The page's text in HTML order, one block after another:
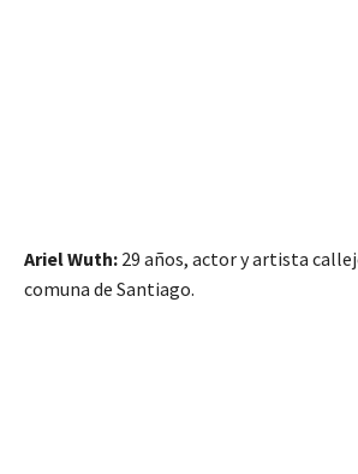
Ariel Wuth: 29 años, actor y artista
comuna de Santiago.